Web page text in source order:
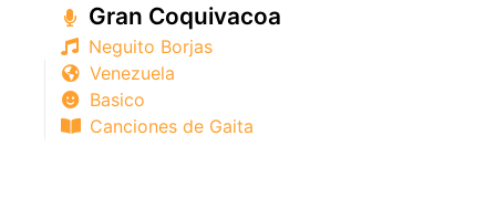
Gran Coquivacoa
Neguito Borjas
Venezuela
Basico
Canciones de Gaita